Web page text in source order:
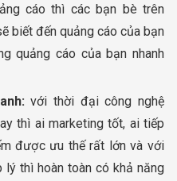
cáo thì các bạn bè trên
biết đến quảng cáo của bạn
quảng cáo của bạn nhanh
với thời đại công nghệ
thì ai marketing tốt, ai tiếp
được ưu thế rất lớn và với
thì hoàn toàn có khả năng